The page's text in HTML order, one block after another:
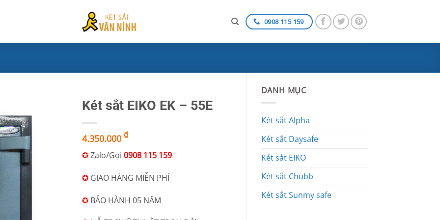
0908 115 159
DANH MỤC
Két sắt Alpha
Két sắt Daysafe
Két sắt EIKO
Két sắt Chubb
Két sắt Sunmy safe
Két sắt EIKO EK – 55E
4.350.000 ₫
✪Zalo/Gọi 0908 115 159
✪GIAO HÀNG MIỄN PHÍ
✪BẢO HÀNH 05 NĂM